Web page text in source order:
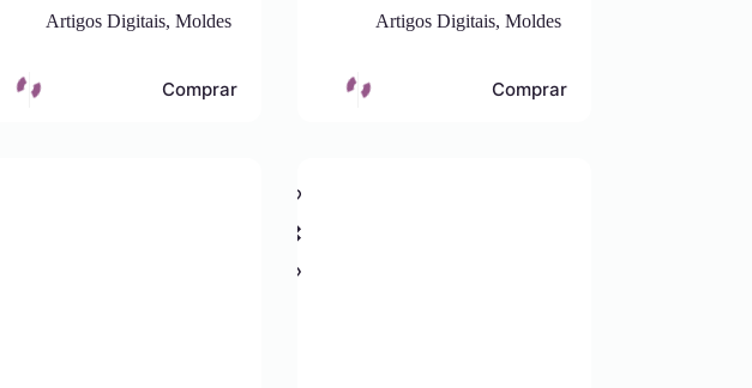
Artigos Digitais, Moldes
Comprar
Artigos Digitais, Moldes
Comprar